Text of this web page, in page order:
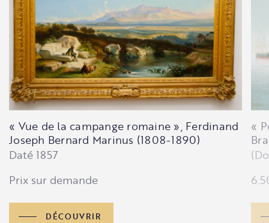
« Vue de la campange romaine », Ferdinand
Joseph Bernard Marinus (1808-1890)
Daté 1857
Prix sur demande
DÉCOUVRIR
«